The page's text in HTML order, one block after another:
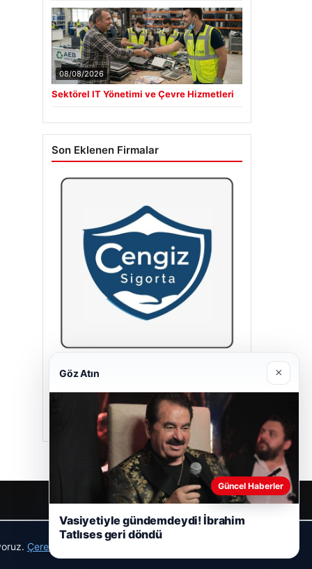
08/08/2026
Sektörel IT Yönetimi ve Çevre Hizmetleri
Son Eklenen Firmalar
Cengiz Sigorta
23/06/2026
Çerez Politikamız
Göz Atın ×
Güncel Haberler
Vasiyetiyle gündemdeydi! İbrahim
Tatlıses geri döndü